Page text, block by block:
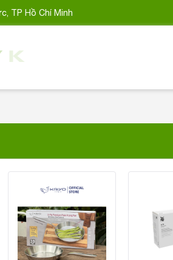
TP Hồ Chí Minh